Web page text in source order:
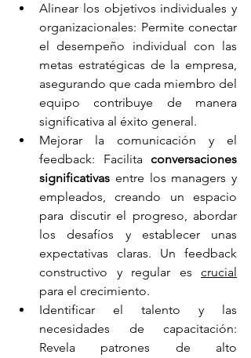
Alinear los objetivos individuales y
organizacionales: Permite conectar
el desempeño individual con las
metas estratégicas de la empresa,
asegurando que cada miembro del
equipo contribuye de manera
significativa al éxito general.
Mejorar la comunicación y el
feedback: Facilita conversaciones
significativas entre los managers y
empleados, creando un espacio
para discutir el progreso, abordar
los desafíos y establecer unas
expectativas claras. Un feedback
constructivo y regular es crucial
para el crecimiento.
Identificar el talento y las
necesidades de capacitación:
Revela patrones de alto